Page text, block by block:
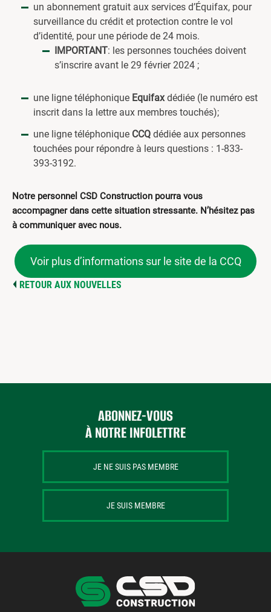
un abonnement gratuit aux services d’Équifax, pour
surveillance du crédit et protection contre le vol
d’identité, pour une période de 24 mois.
IMPORTANT: les personnes touchées doivent
s’inscrire avant le 29 février 2024 ;
une ligne téléphonique Equifaxdédiée (le numéro est
inscrit dans la lettre aux membres touchés);
une ligne téléphonique CCQ dédiée aux personnes
touchées pour répondre à leurs questions : 1-833-
393-3192.
Notre personnel CSD Construction pourra vous
accompagner dans cette situation stressante. N’hésitez pas
à communiquer avec nous.
Voir plus d’informations sur le site de la CCQ
RETOUR AUX NOUVELLES
ABONNEZ-VOUS
À NOTRE INFOLETTRE
JE NE SUIS PAS MEMBRE
JE SUIS MEMBRE